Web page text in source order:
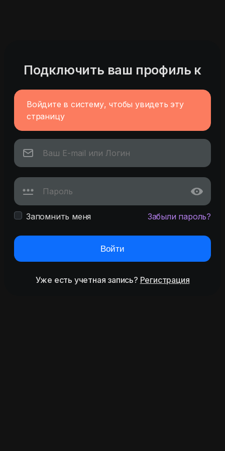
Подключить ваш профиль к
Войдите в систему, чтобы увидеть эту
страницу
Запомнить меня Забыли пароль?
Войти
Уже есть учетная запись? Регистрация